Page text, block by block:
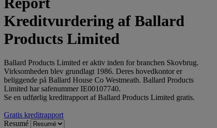
Kreditvurdering af Ballard
Products Limited
Ballard Products Limited er aktiv inden for branchen Skovbrug.
Virksomheden blev grundlagt 1986. Deres hovedkontor er
beliggende på Ballard House Co Westmeath. Ballard Products
Limited har safenummer IE00107740.
Se en udførlig kreditrapport af Ballard Products Limited gratis.
Gratis kreditrapport
Resumé